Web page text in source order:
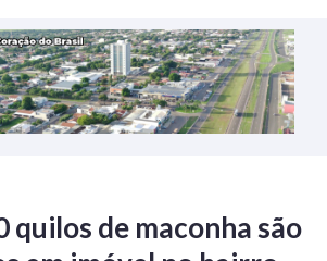
quilos de maconha são